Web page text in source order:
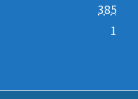
385
1